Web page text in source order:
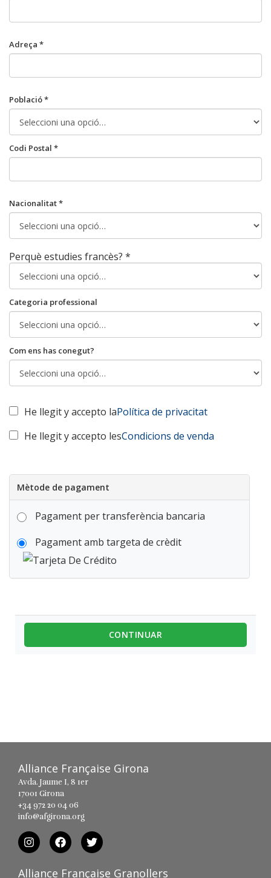
Adreça *
Població *
Codi Postal *
Nacionalitat *
Perquè estudies francès? *
Categoria professional
Com ens has conegut?
He llegit y accepto laPolítica de privacitat
He llegit y accepto lesCondicions de venda
Mètode de pagament
Pagament per transferència bancaria
Pagament amb targeta de crèdit
CONTINUAR
Alliance Française Girona
Avda. Jaume I, 8 1er
17001 Girona
+34 972 20 04 06
info@afgirona.org
Alliance Française Granollers